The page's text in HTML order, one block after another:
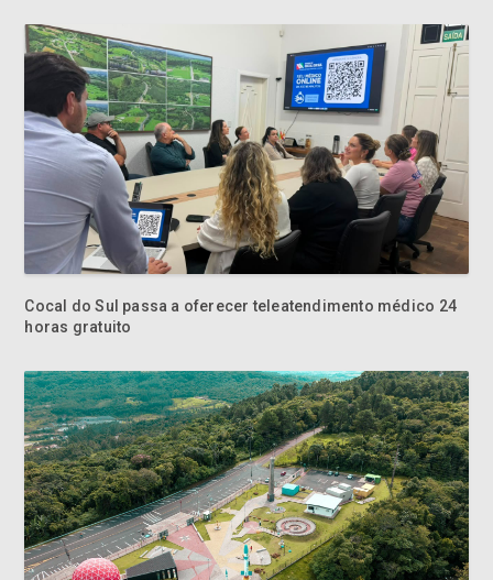
Cocal do Sul passa a oferecer teleatendimento médico 24
horas gratuito